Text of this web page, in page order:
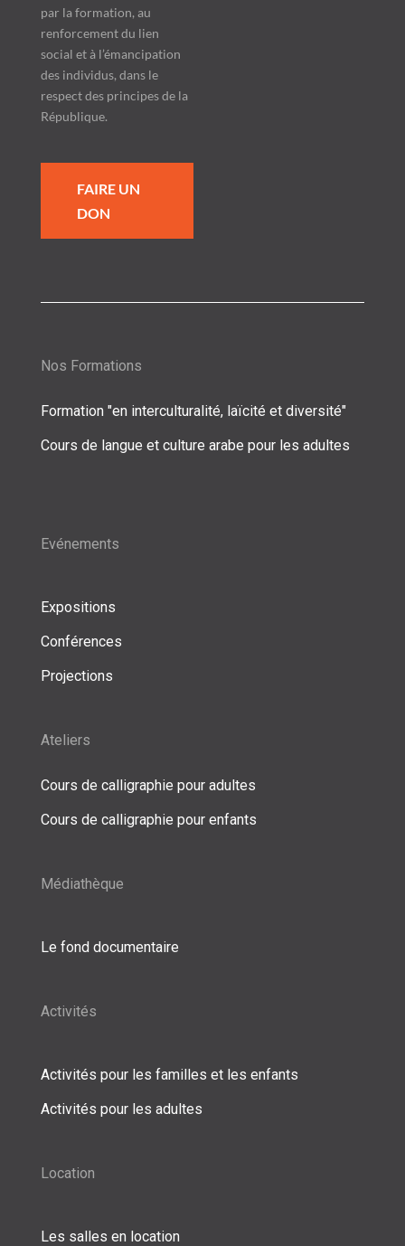
par la formation, au
renforcement du lien
social et à l’émancipation
des individus, dans le
respect des principes de la
République.
FAIRE UN
DON
Nos Formations
Formation "en interculturalité, laïcité et diversité"
Cours de langue et culture arabe pour les adultes
Evénements
Expositions
Conférences
Projections
Ateliers
Cours de calligraphie pour adultes
Cours de calligraphie pour enfants
Médiathèque
Le fond documentaire
Activités
Activités pour les familles et les enfants
Activités pour les adultes
Location
Les salles en location